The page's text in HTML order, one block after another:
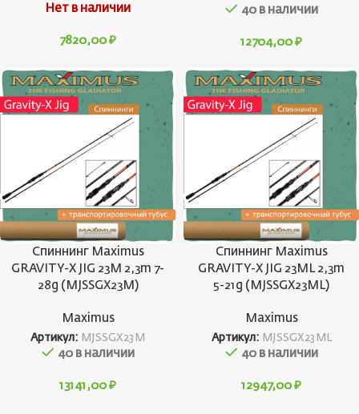
Нет в наличии
7820,00 ₽
40 в наличии
12704,00 ₽
Спиннинг Maximus
GRAVITY-X JIG 23M 2,3m 7-
28g (MJSSGX23M)
Maximus
Артикул: MJSSGX23M
40 в наличии
13141,00 ₽
Спиннинг Maximus
GRAVITY-X JIG 23ML 2,3m
5-21g (MJSSGX23ML)
Maximus
Артикул: MJSSGX23ML
40 в наличии
12947,00 ₽